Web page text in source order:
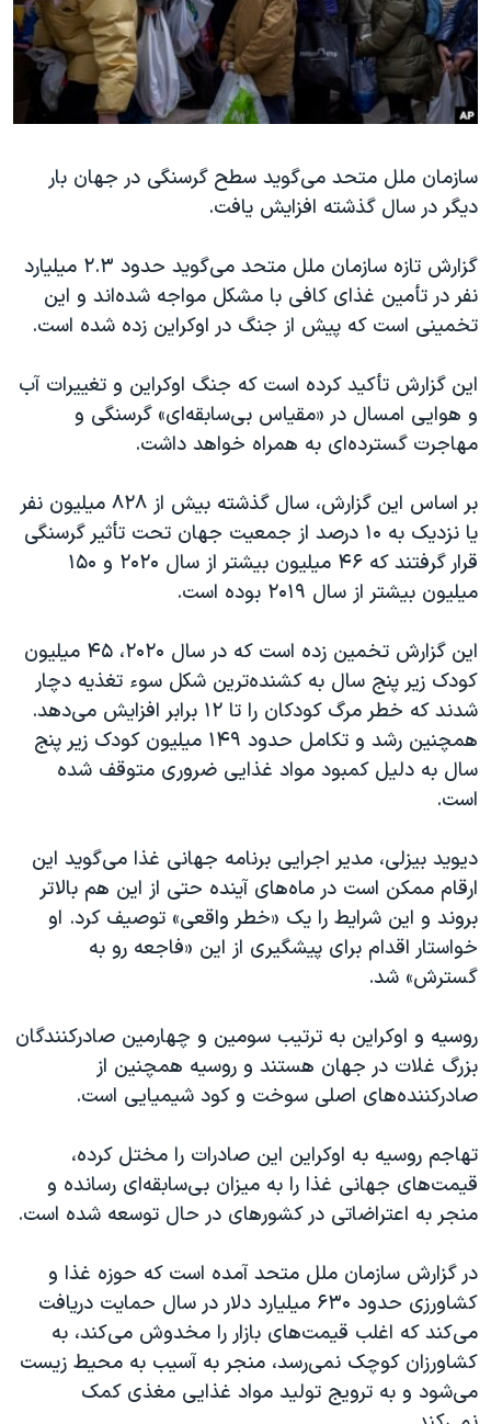
فرهنگ و زندگی
حقوق شهروندی
اقتصادی
اسرائیل در جنگ
گالری عکس
آرشیو پخش زنده
مستندها
انتخابات ریاست جمهوری آمریکا ۲۰۲۴
حمله جمهوری اسلامی به اسرائیل
ورزش زنان در ایران
اعتراضات زن، زندگی، آزادی
مجموعه مستندهای دادخواهی
تریبونال مردمی آبان ۹۸
دادگاه حمید نوری
چهل سال گروگان‌گیری
قانون شفافیت دارائی کادر رهبری ایران
اعتراضات مردمی آبان ۹۸
اسرائیل در جنگ
نرگس محمدی برنده جایزه نوبل صلح
همایش محافظه‌کاران آمریکا «سی‌پک»
سفر پرزیدنت ترامپ به چین
دنبال کنید
زبانهای مختلف
سازمان ملل متحد می‌گوید سطح گرسنگی در جهان بار
دیگر در سال گذشته افزایش یافت.
گزارش تازه سازمان ملل متحد می‌گوید حدود ۲.۳ میلیارد
نفر در تأمین غذای کافی با مشکل مواجه شده‌اند و این
تخمینی است که پیش از جنگ در اوکراین زده شده است.
این گزارش تأکید کرده است که جنگ اوکراین و تغییرات آب
و هوایی امسال در «مقیاس بی‌سابقه‌ای» گرسنگی و
مهاجرت گسترده‌ای به همراه خواهد داشت.
بر اساس این گزارش، سال گذشته بیش از ۸۲۸ میلیون نفر
یا نزدیک به ۱۰ درصد از جمعیت جهان تحت تأثیر گرسنگی
قرار گرفتند که ۴۶ میلیون بیشتر از سال ۲۰۲۰ و ۱۵۰
میلیون بیشتر از سال ۲۰۱۹ بوده است.
این گزارش تخمین زده است که در سال ۲۰۲۰، ۴۵ میلیون
کودک زیر پنج سال به کشنده‌‌ترین شکل سوء تغذیه دچار
شدند که خطر مرگ کودکان را تا ۱۲ برابر افزایش می‌دهد.
همچنین رشد و تکامل حدود ۱۴۹ میلیون کودک زیر پنج
سال به دلیل کمبود مواد غذایی ضروری متوقف شده
است.
دیوید بیزلی، مدیر اجرایی برنامه جهانی غذا می‌گوید این
ارقام ممکن است در ماه‌های آینده حتی از این هم بالاتر
بروند و این شرایط را یک «خطر واقعی» توصیف کرد. او
خواستار اقدام برای پیشگیری از این «فاجعه رو به
گسترش» شد.
روسیه و اوکراین به ترتیب سومین و چهارمین صادرکنندگان
بزرگ غلات در جهان هستند و روسیه همچنین از
صادرکننده‌های اصلی سوخت و کود شیمیایی است.
تهاجم روسیه به‌ اوکراین این صادرات را مختل کرده،
قیمت‌های جهانی غذا را به میزان بی‌سابقه‌ای رسانده و
منجر به اعتراضاتی در کشورهای در حال توسعه شده است.
در گزارش سازمان ملل متحد آمده است که حوزه غذا و
کشاورزی حدود ۶۳۰ میلیارد دلار در سال حمایت دریافت
می‌کند که اغلب قیمت‌های بازار را مخدوش می‌کند، به
کشاورزان کوچک نمی‌رسد، منجر به آسیب به محیط زیست
می‌شود و به ترویج تولید مواد غذایی مغذی کمک